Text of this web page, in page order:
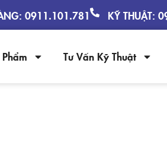
0911.101.781 KỸ THUẬT:
Tư Vấn Kỹ Thuật